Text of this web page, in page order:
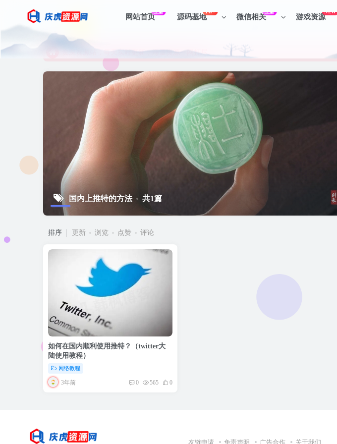
网站首页
上新
源码基地
1W+
微信相关
上新
游戏资源
NEW
资深资源站，每天实时更新，海量资源一网打尽。
【启明网】找项目 + 低成本创业 + 减少信息差 + 见识各种项目 + 提升网创认知。
资深资源站，每天实时更新，海量资源一网打尽。
【启明网】找项目 + 低成本创业 + 减少信息差 + 见识各种项目 + 提升网创认知。
国内上推特的方法 共1篇
排序 更新 浏览 点赞 评论
如何在国内顺利使用推特？（twitter大
陆使用教程）
网络教程
3年前 0 565 0
友链申请 免责声明 广告合作 关于我们